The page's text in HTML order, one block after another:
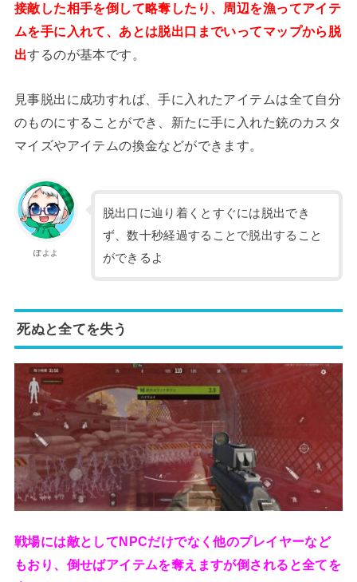
接敵した相手を倒して略奪したり、周辺を漁ってアイテ
ムを手に入れて、あとは脱出口までいってマップから脱
出するのが基本です。
見事脱出に成功すれば、手に入れたアイテムは全て自分
のものにすることができ、新たに手に入れた銃のカスタ
マイズやアイテムの換金などができます。
ぽよよ
脱出口に辿り着くとすぐには脱出でき
ず、数十秒経過することで脱出すること
ができるよ
死ぬと全てを失う
戦場には敵としてNPCだけでなく他のプレイヤーなど
もおり、倒せばアイテムを奪えますが倒されると全てを